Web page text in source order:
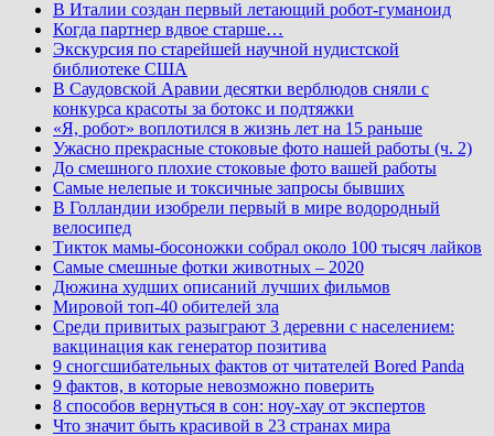
В Италии создан первый летающий робот-гуманоид
Когда партнер вдвое старше…
Экскурсия по старейшей научной нудистской
библиотеке США
В Саудовской Аравии десятки верблюдов сняли с
конкурса красоты за ботокс и подтяжки
«Я, робот» воплотился в жизнь лет на 15 раньше
Ужасно прекрасные стоковые фото нашей работы (ч. 2)
До смешного плохие стоковые фото вашей работы
Самые нелепые и токсичные запросы бывших
В Голландии изобрели первый в мире водородный
велосипед
Тикток мамы-босоножки собрал около 100 тысяч лайков
Самые смешные фотки животных – 2020
Дюжина худших описаний лучших фильмов
Мировой топ-40 обителей зла
Среди привитых разыграют 3 деревни с населением:
вакцинация как генератор позитива
9 сногсшибательных фактов от читателей Bored Panda
9 фактов, в которые невозможно поверить
8 способов вернуться в сон: ноу-хау от экспертов
Что значит быть красивой в 23 странах мира